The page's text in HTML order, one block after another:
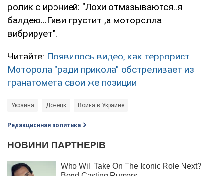
ролик с иронией: "Лохи отмазываются..я
балдею...Гиви грустит ,а моторолла
вибрирует".
Читайте: Появилось видео, как террорист
Моторола "ради прикола" обстреливает из
гранатомета свои же позиции
Украина Донецк Война в Украине
Редакционная политика